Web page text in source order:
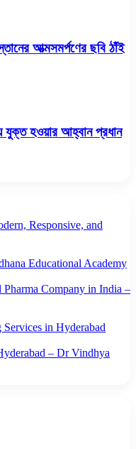
আত্মসমর্পণের ছবি ঠাঁই
যুক্ত হওয়ার আহ্বান প্রধান
Responsive, and
Educational Academy
Company in India –
in Hyderabad
– Dr Vindhya